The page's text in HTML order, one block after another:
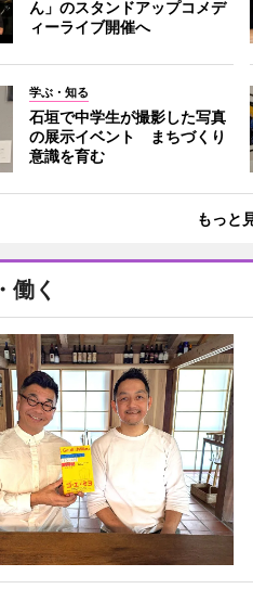
ん」のスタンドアップコメデ
ィーライブ開催へ
学ぶ・知る
石垣で中学生が撮影した写真
の展示イベント まちづくり
意識を育む
もっと
働く